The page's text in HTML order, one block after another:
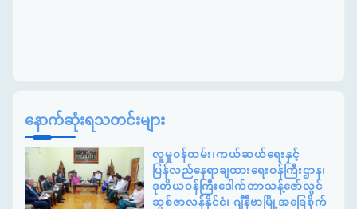
နောက်ဆုံးရသတင်းများ
လူမှုဝန်ထမ်း၊ကယ်ဆယ်ရေးနှင့်
ပြန်လည်နေရာချထားရေးဝန်ကြီးဌာန၊
ဒုတိယဝန်ကြီးဒေါက်တာသန့်ဇော်လွင်
ဆွစ်ဇာလန်နိုင်ငံ၊ ဂျီနီဗာမြို့အခြေစိုက်